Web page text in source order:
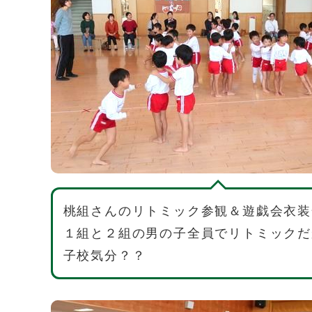
桃組さんのリトミック参観＆遊戯会衣
１組と２組の男の子全員でリトミック
子校気分？？